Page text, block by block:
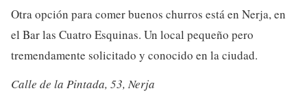
Otra opción para comer buenos churros está en Nerja, en
el Bar las Cuatro Esquinas. Un local pequeño pero
tremendamente solicitado y conocido en la ciudad.
Calle de la Pintada, 53, Nerja